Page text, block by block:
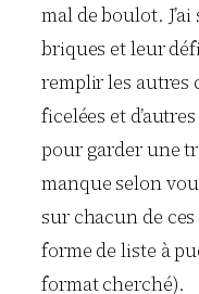
mal de boulot.
briques et leur
remplir les autres
ficelées et
pour garder une
manque selon
sur chacun de
forme de liste à
format cherché).